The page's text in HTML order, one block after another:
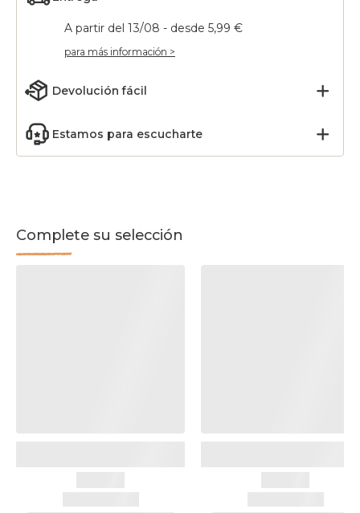
A partir del 13/08 - desde 5,99 €
para más información >
Devolución fácil
Estamos para escucharte
Complete su selección